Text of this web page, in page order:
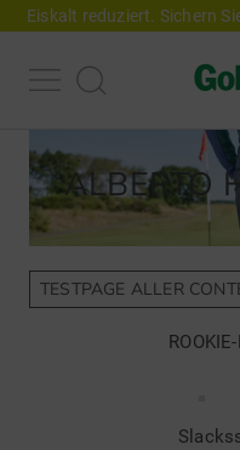
Eiskalt reduziert. Sichern
ALBERTO
TESTPAGE ALLER